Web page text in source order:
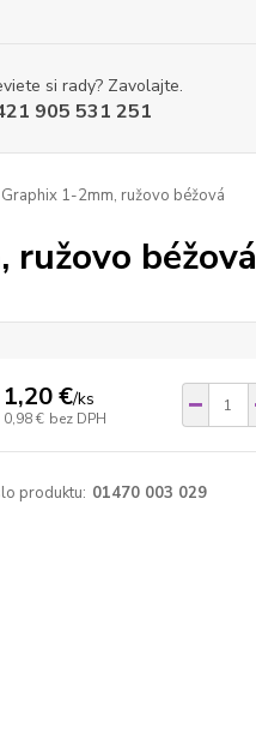
si rady? Zavolajte.
905 531 251
1-2mm, ružovo béžová
béžová
1,20 €/ks
0,98 € bez DPH
produktu: 01470 003 029